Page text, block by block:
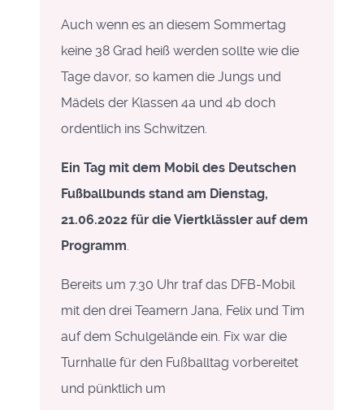
Auch wenn es an diesem Sommertag
keine 38 Grad heiß werden sollte wie die
Tage davor, so kamen die Jungs und
Mädels der Klassen 4a und 4b doch
ordentlich ins Schwitzen.
Ein Tag mit dem Mobil des Deutschen
Fußballbunds stand am Dienstag,
21.06.2022 für die Viertklässler auf dem
Programm.
Bereits um 7.30 Uhr traf das DFB-Mobil
mit den drei Teamern Jana, Felix und Tim
auf dem Schulgelände ein. Fix war die
Turnhalle für den Fußballtag vorbereitet
und pünktlich um